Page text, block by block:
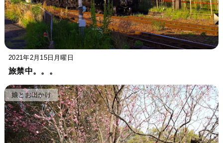
2021年2月15日月曜日
旅禁中。。。
娘とお出かけ